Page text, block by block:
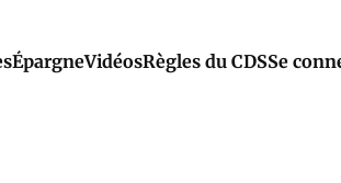
ÉpargneVidéosRègles du CDSSe